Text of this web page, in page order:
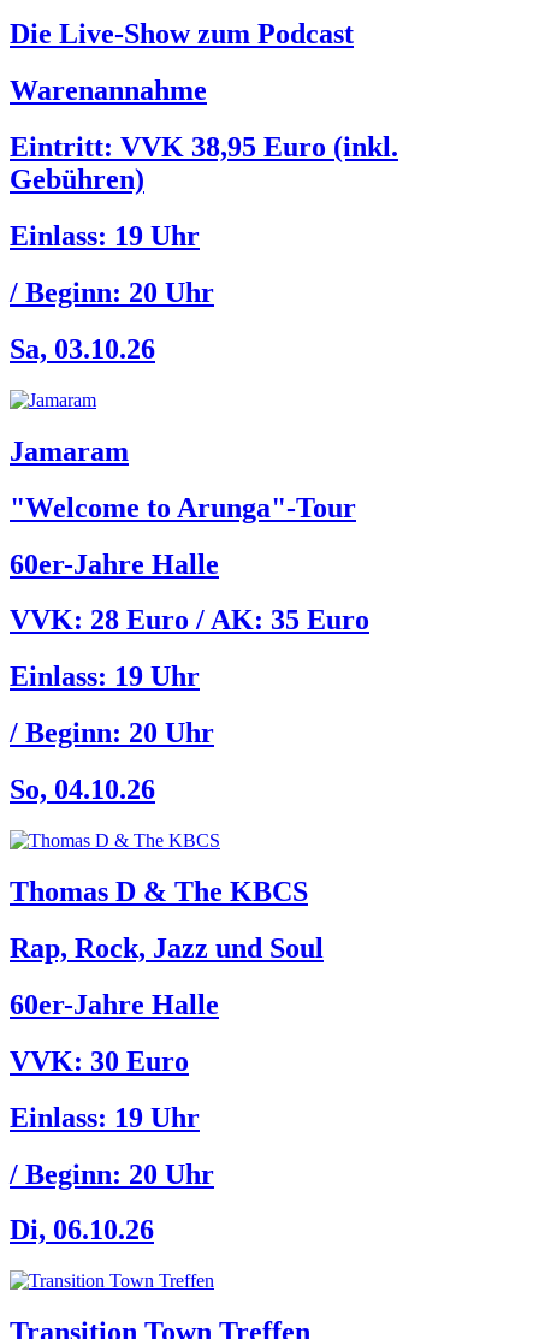
Die Live-Show zum Podcast
Warenannahme
Eintritt: VVK 38,95 Euro (inkl.
Gebühren)
Einlass: 19 Uhr
/ Beginn: 20 Uhr
Sa, 03.10.26
Jamaram
"Welcome to Arunga"-Tour
60er-Jahre Halle
VVK: 28 Euro / AK: 35 Euro
Einlass: 19 Uhr
/ Beginn: 20 Uhr
So, 04.10.26
Thomas D & The KBCS
Rap, Rock, Jazz und Soul
60er-Jahre Halle
VVK: 30 Euro
Einlass: 19 Uhr
/ Beginn: 20 Uhr
Di, 06.10.26
Transition Town Treffen